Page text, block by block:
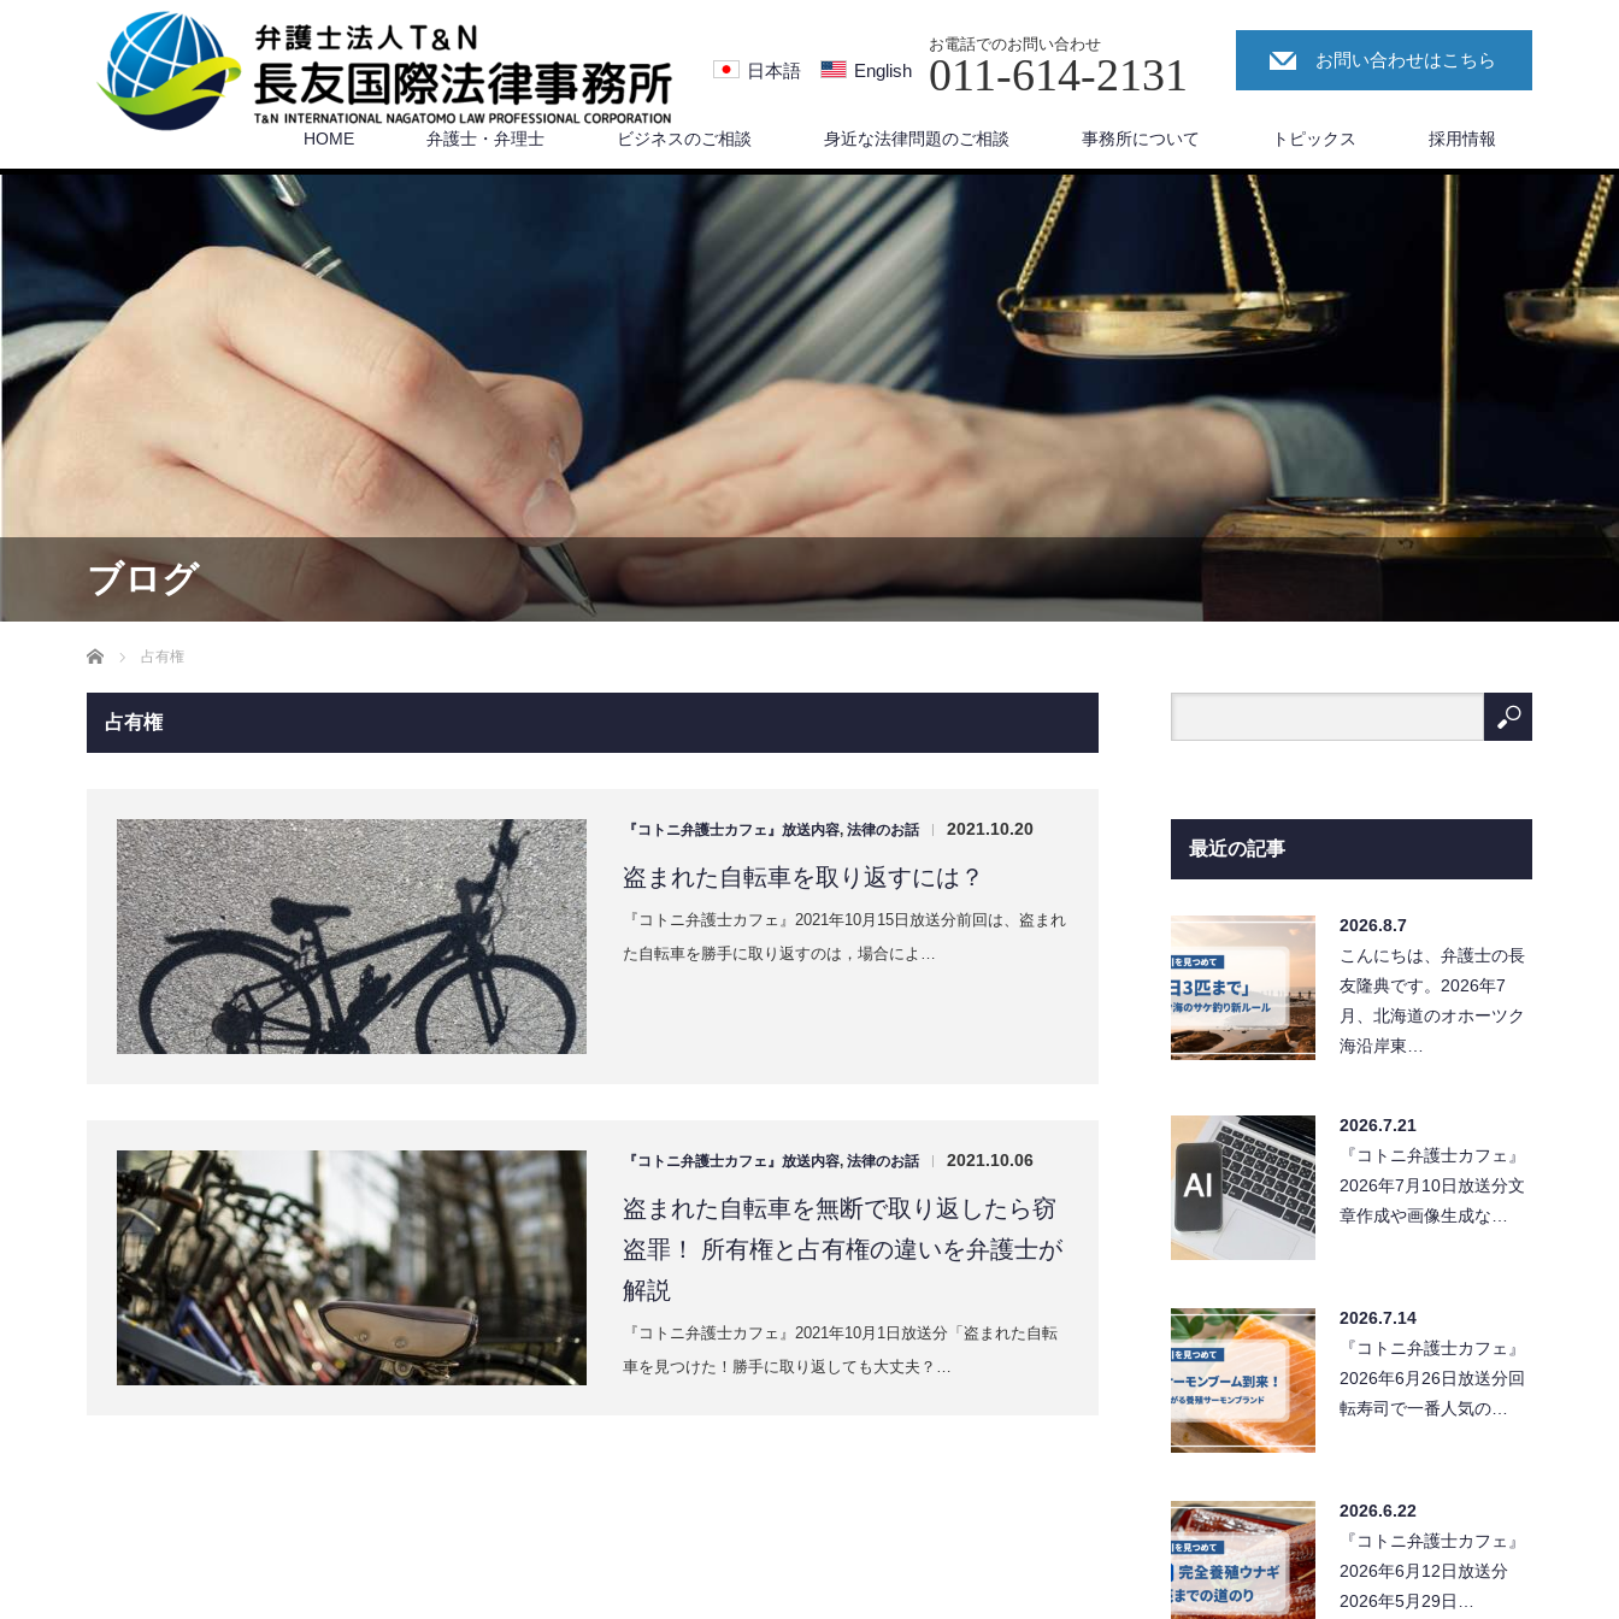
日本語 English
お電話でのお問い合わせ
011-614-2131 お問い合わせはこちら
HOME 弁護士・弁理士 ビジネスのご相談 身近な法律問題のご相談 事務所について トピックス 採用情報
ブログ
ホーム 占有権
占有権
『コトニ弁護士カフェ』放送内容, 法律のお話 | 2021.10.20
盗まれた自転車を取り返すには？
『コトニ弁護士カフェ』2021年10月15日放送分前回は、盗まれ
た自転車を勝手に取り返すのは，場合によ…
『コトニ弁護士カフェ』放送内容, 法律のお話 | 2021.10.06
盗まれた自転車を無断で取り返したら窃
盗罪！ 所有権と占有権の違いを弁護士が
解説
『コトニ弁護士カフェ』2021年10月1日放送分「盗まれた自転
車を見つけた！勝手に取り返しても大丈夫？…
最近の記事
2026.8.7
こんにちは、弁護士の長
友隆典です。2026年7
月、北海道のオホーツク
海沿岸東…
2026.7.21
『コトニ弁護士カフェ』
2026年7月10日放送分文
章作成や画像生成な…
2026.7.14
『コトニ弁護士カフェ』
2026年6月26日放送分回
転寿司で一番人気の…
2026.6.22
『コトニ弁護士カフェ』
2026年6月12日放送分
2026年5月29日…